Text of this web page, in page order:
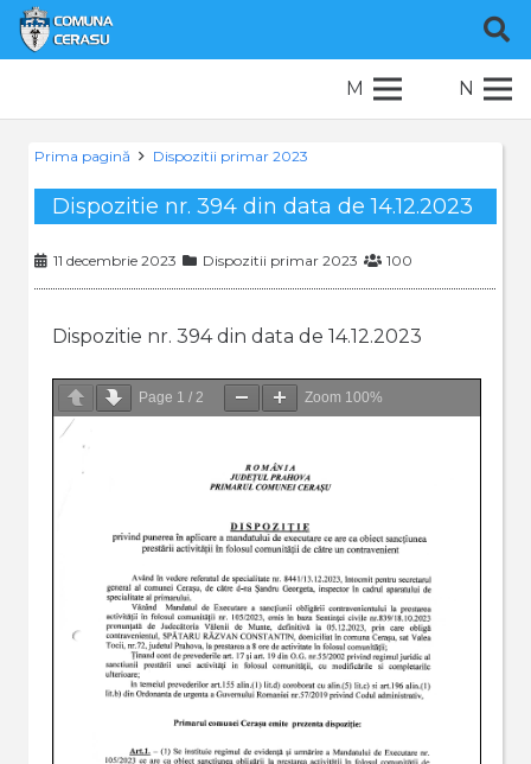
M N
Prima pagină Dispozitii primar 2023
Dispozitie nr. 394 din data de 14.12.2023
11 decembrie 2023 Dispozitii primar 2023 100
Dispozitie nr. 394 din data de 14.12.2023
Page 1 / 2 Zoom 100%